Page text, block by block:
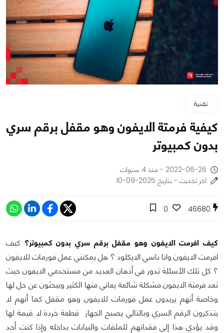
تقنية
كيفية فرمتة الايفون وهو مقفل برقم سري
بدون كمبيوتر
2022-06-26 - منذ 4 سنوات
اخر تحديث - بتاريخ 2025-09-10
46680
0
كيف افرمت الايفون وهو مقفل برقم سري بدون كمبيوتر؟ كيف
افرمت الايفون وانا ناسي الايكلود ؟ هل يمكنني عمل فورمات للايفون
؟ كل تلك الأسئلة تدور في أذهان العديد من مستخدمي الايفون حيث
تعد فرمتة الايفون مشكلة شائعة يعاني منها الكثير ويبحثون عن حل لها
وخاصة أنهم يريدون عمل فورمات للايفون وهو مقفل كما أنهم لا
يتذكرون الرقم السري وبالتالي يصبح الجهاز قطعة خردة لا قيمة لها
وقد يؤدي هذا إلى فقدانهم للملفات والبيانات بداخله وإذا كنت أحد